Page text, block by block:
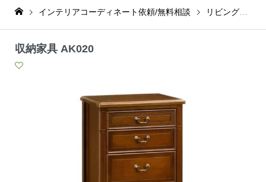
インテリアコーディネート依頼/無料相談
リビングボード／キャビネット
収納家具 AK020